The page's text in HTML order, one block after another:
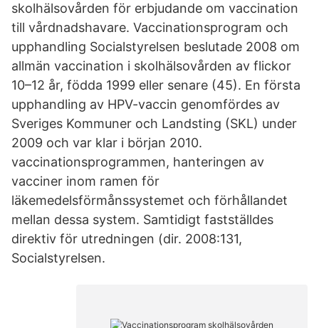
skolhälsovården för erbjudande om vaccination
till vårdnadshavare. Vaccinationsprogram och
upphandling Socialstyrelsen beslutade 2008 om
allmän vaccination i skolhälsovården av flickor
10–12 år, födda 1999 eller senare (45). En första
upphandling av HPV-vaccin genomfördes av
Sveriges Kommuner och Landsting (SKL) under
2009 och var klar i början 2010.
vaccinationsprogrammen, hanteringen av
vacciner inom ramen för
läkemedelsförmånssystemet och förhållandet
mellan dessa system. Samtidigt fastställdes
direktiv för utredningen (dir. 2008:131,
Socialstyrelsen.